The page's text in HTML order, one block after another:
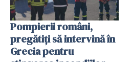
Pompierii români,
pregătiţi să intervină în
Grecia pentru